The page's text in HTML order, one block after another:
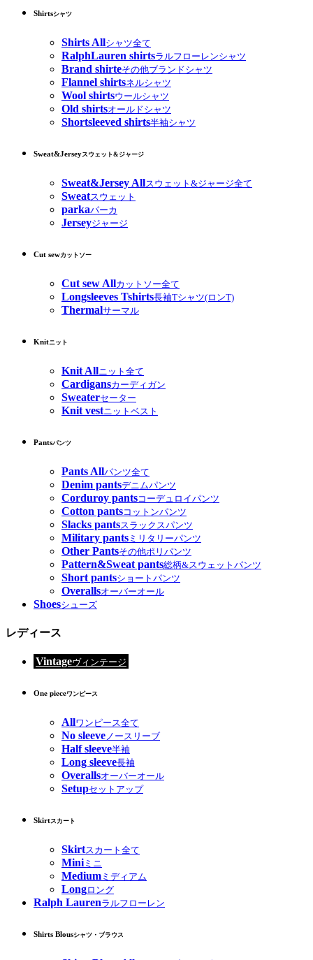
Shirtsシャツ
Shirts Allシャツ全て
RalphLauren shirtsラルフローレンシャツ
Brand shirteその他ブランドシャツ
Flannel shirtsネルシャツ
Wool shirtsウールシャツ
Old shirtsオールドシャツ
Shortsleeved shirts半袖シャツ
Sweat&Jerseyスウェット&ジャージ
Sweat&Jersey Allスウェット&ジャージ全て
Sweatスウェット
parkaパーカ
Jerseyジャージ
Cut sewカットソー
Cut sew Allカットソー全て
Longsleeves Tshirts長袖Tシャツ(ロンT)
Thermalサーマル
Knitニット
Knit Allニット全て
Cardigansカーディガン
Sweaterセーター
Knit vestニットベスト
Pantsパンツ
Pants Allパンツ全て
Denim pantsデニムパンツ
Corduroy pantsコーデュロイパンツ
Cotton pantsコットンパンツ
Slacks pantsスラックスパンツ
Military pants ミリタリーパンツ
Other Pantsその他ポリパンツ
Pattern&Sweat pants総柄&スウェットパンツ
Short pantsショートパンツ
Overallsオーバーオール
Shoesシューズ
レディース
Vintageヴィンテージ
One pieceワンピース
Allワンピース全て
No sleeveノースリーブ
Half sleeve半袖
Long sleeve長袖
Overallsオーバーオール
Setupセットアップ
Skirtスカート
Skirtスカート全て
Miniミニ
Medium ミディアム
Longロング
Ralph Laurenラルフローレン
Shirts Blousシャツ・ブラウス